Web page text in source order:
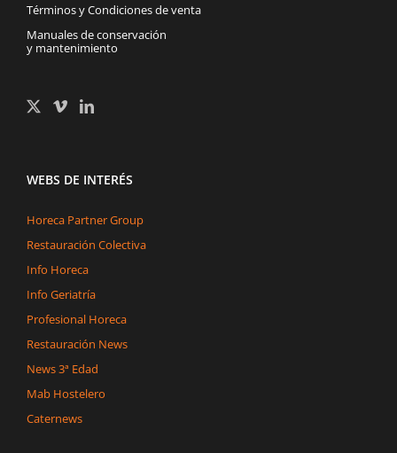
Términos y Condiciones de venta
Manuales de conservación
y mantenimiento
WEBS DE INTERÉS
Horeca Partner Group
Restauración Colectiva
Info Horeca
Info Geriatría
Profesional Horeca
Restauración News
News 3ª Edad
Mab Hostelero
Caternews